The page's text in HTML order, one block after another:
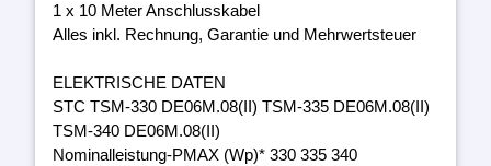
1 x 10 Meter Anschlusskabel
Alles inkl. Rechnung, Garantie und Mehrwertsteuer
ELEKTRISCHE DATEN
STC TSM-330 DE06M.08(II) TSM-335 DE06M.08(II)
TSM-340 DE06M.08(II)
Nominalleistung-PMAX (Wp)* 330 335 340